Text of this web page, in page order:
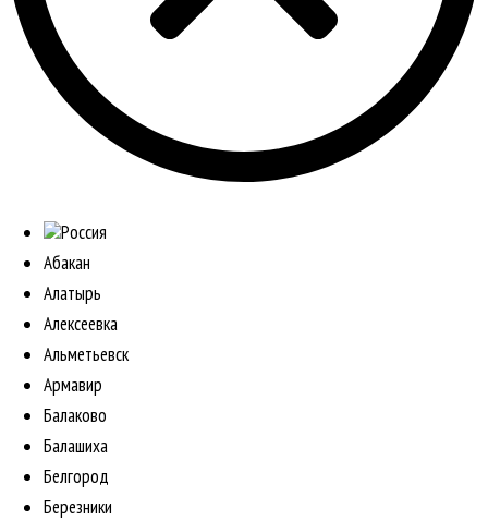
Россия
Абакан
Алатырь
Алексеевка
Альметьевск
Армавир
Балаково
Балашиха
Белгород
Березники